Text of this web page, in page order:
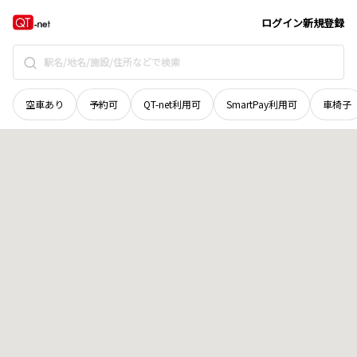
ログイン新規登録
空車あり 予約可 QT-net利用可 SmartPay利用可 車椅子
京都府